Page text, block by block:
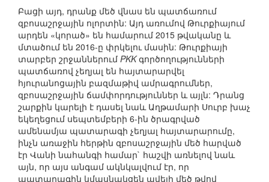
Բացի այդ, դրանք մեծ վնաս են պատճառում
զբոսաշրջային ոլորտին: Այդ առումով Թուրքիայում
արդեն «կորած» են համարում 2015 թվականը և
մտածում են 2016-ը փրկելու մասին: Թուրքիայի
տարբեր շրջաններում PKKգործողությունների
պատճառով չեղյալ են հայտարարվել
հյուրանոցային բազմաթիվ ամրագրումներ,
զբոսաշրջային ճամփորդություններ և այլն: Դրանց
շարքին կարելի է դասել նաև Աղթամարի Սուրբ խաչ
եկեղեցում սեպտեմբերի 6-ին ծրագրված
ամենամյա պատարագի չեղյալ հայտարարումը,
ինչն առաջին հերթին զբոսաշրջային մեծ հարված
էր Վանի նահանգի համար` հաշվի առնելով նաև
այն, որ այս անգամ ակնկալվում էր, որ
պատարագին կմասնակցեն ավելի մեծ թվով